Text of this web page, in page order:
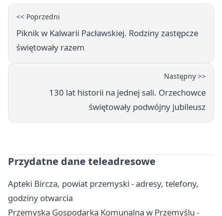
<< Poprzedni
Piknik w Kalwarii Pacławskiej. Rodziny zastępcze
świętowały razem
Następny >>
130 lat historii na jednej sali. Orzechowce
świętowały podwójny jubileusz
Przydatne dane teleadresowe
Apteki Bircza, powiat przemyski - adresy, telefony,
godziny otwarcia
Przemyska Gospodarka Komunalna w Przemyślu -